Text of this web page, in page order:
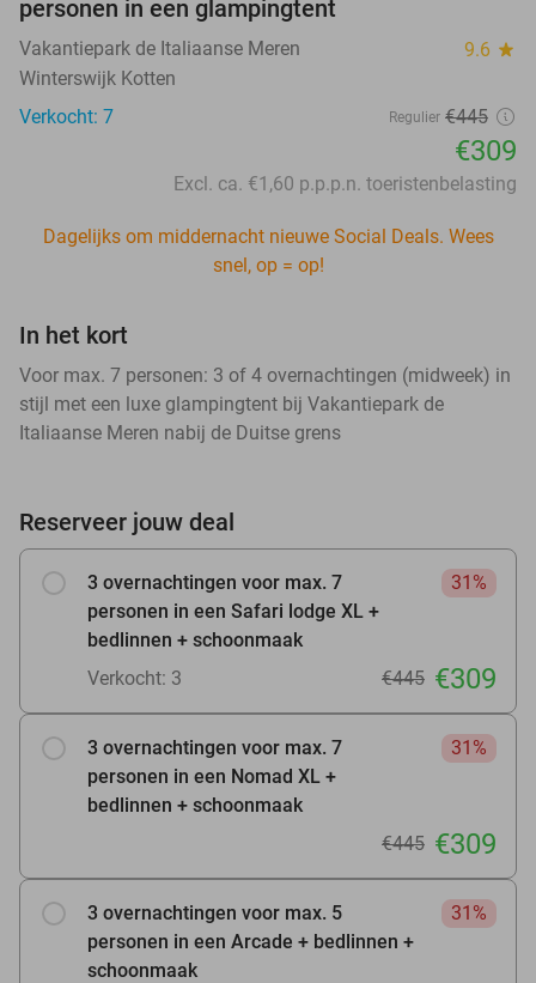
personen in een glampingtent
Vakantiepark de Italiaanse Meren 9.6 star
Winterswijk Kotten
Verkocht: 7
Regulier €445
€309
Excl. ca. €1,60 p.p.p.n. toeristenbelasting
Dagelijks om middernacht nieuwe Social Deals. Wees
snel, op = op!
In het kort
Voor max. 7 personen: 3 of 4 overnachtingen (midweek) in
stijl met een luxe glampingtent bij Vakantiepark de
Italiaanse Meren nabij de Duitse grens
Reserveer jouw deal
3 overnachtingen voor max. 7
personen in een Safari lodge XL +
bedlinnen + schoonmaak
31%
Verkocht: 3 €445 €309
3 overnachtingen voor max. 7
personen in een Nomad XL +
bedlinnen + schoonmaak
31%
€445 €309
3 overnachtingen voor max. 5
personen in een Arcade + bedlinnen +
schoonmaak
31%